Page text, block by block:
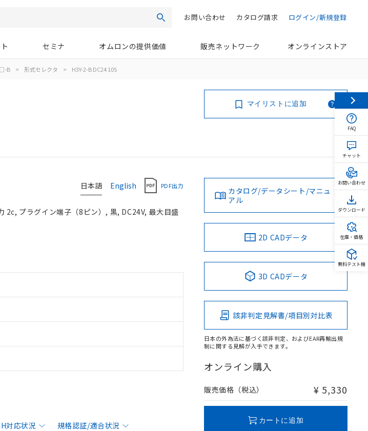
検索 ログイン/新規登録
カタログ請求
お問い合わせ
セミナ オムロンの提供価値 販売ネットワーク オンラインストア
B > 形式セレクタ > H3Y-2-B DC24 10S
マイリストに追加
日本語 English PDF出力
2c, プラグイン端子（8ピン）, 黒, DC24V, 最大目盛
対応状況 規格認証/適合状況
カタログ/データシート/マニュ
アル
2D CADデータ
3D CADデータ
該非判定見解書/項目別対比表
日本の外為法に基づく該非判定、およびEAR再輸出規
制に関する見解が入手できます。
オンライン購入
販売価格（税込） ¥ 5,330
カートに追加
FAQ
チャット
お問い合わせ
ダウンロード
在庫・価格
無料テスト機